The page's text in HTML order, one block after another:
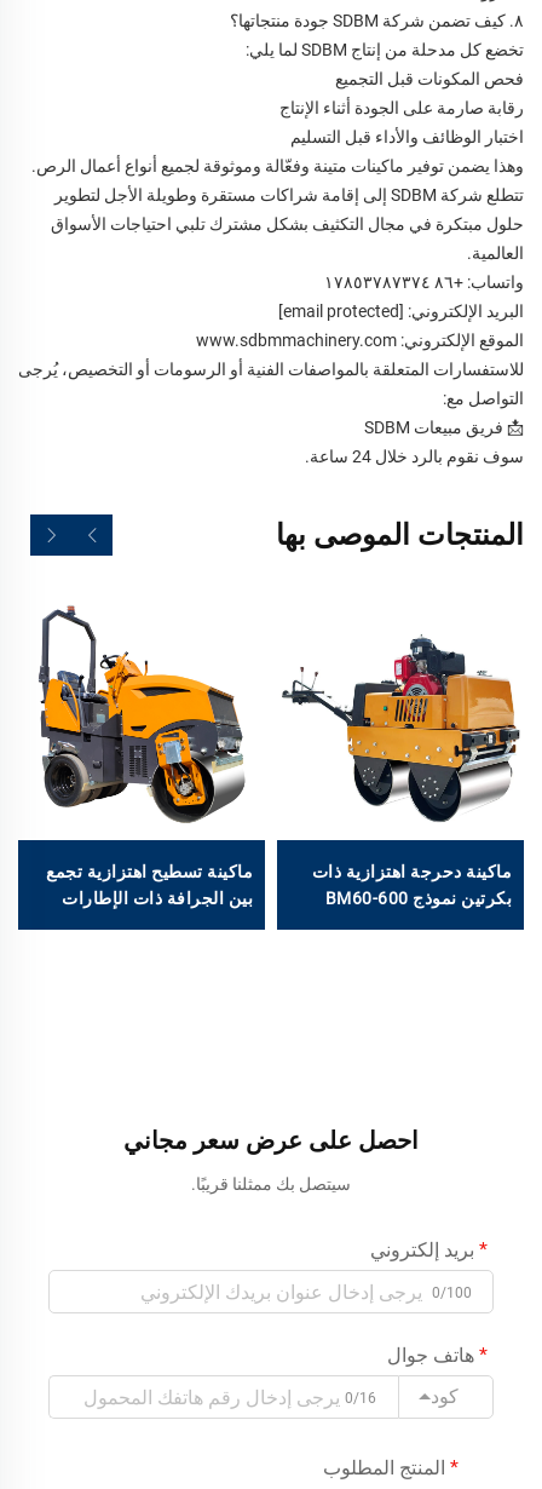
٨. كيف تضمن شركة SDBM جودة منتجاتها؟
تخضع كل مدحلة من إنتاج SDBM لما يلي:
فحص المكونات قبل التجميع
رقابة صارمة على الجودة أثناء الإنتاج
اختبار الوظائف والأداء قبل التسليم
وهذا يضمن توفير ماكينات متينة وفعّالة وموثوقة لجميع أنواع أعمال الرص.
تتطلع شركة SDBM إلى إقامة شراكات مستقرة وطويلة الأجل لتطوير
حلول مبتكرة في مجال التكثيف بشكل مشترك تلبي احتياجات الأسواق
العالمية.
واتساب: +٨٦ ١٧٨٥٣٧٨٧٣٧٤
البريد الإلكتروني: [email protected]
الموقع الإلكتروني: www.sdbmmachinery.com
للاستفسارات المتعلقة بالمواصفات الفنية أو الرسومات أو التخصيص، يُرجى
التواصل مع:
📩 فريق مبيعات SDBM
سوف نقوم بالرد خلال 24 ساعة.
المنتجات الموصى بها
ماكينة دحرجة اهتزازية ذات
بكرتين نموذج BM60-600
ماكينة تسطيح اهتزازية تجمع
بين الجرافة ذات الإطارات
احصل على عرض سعر مجاني
سيتصل بك ممثلنا قريبًا.
بريد إلكتروني
0/100
هاتف جوال
كود
0/16
المنتج المطلوب